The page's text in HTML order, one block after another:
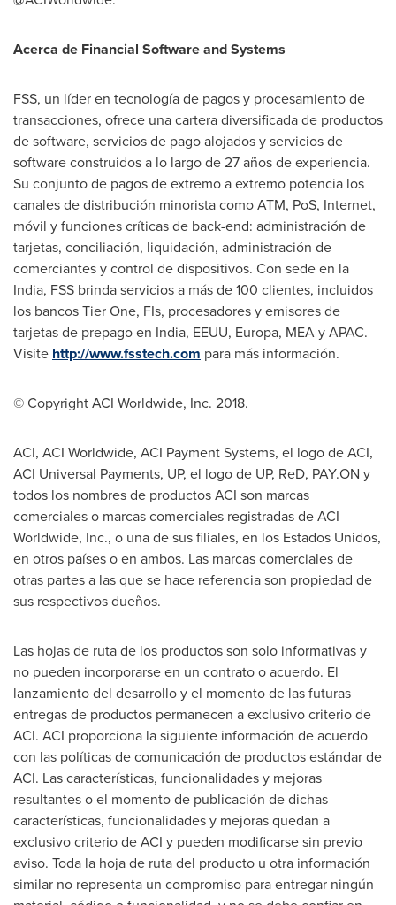
Acerca de Financial Software and Systems
FSS, un líder en tecnología de pagos y procesamiento de
transacciones, ofrece una cartera diversificada de productos
de software, servicios de pago alojados y servicios de
software construidos a lo largo de 27 años de experiencia.
Su conjunto de pagos de extremo a extremo potencia los
canales de distribución minorista como ATM, PoS, Internet,
móvil y funciones críticas de back-end: administración de
tarjetas, conciliación, liquidación, administración de
comerciantes y control de dispositivos. Con sede en la
India, FSS brinda servicios a más de 100 clientes, incluidos
los bancos Tier One, FIs, procesadores y emisores de
tarjetas de prepago en India, EEUU, Europa, MEA y APAC.
Visite http://www.fsstech.com para más información.
© Copyright ACI Worldwide, Inc. 2018.
ACI, ACI Worldwide, ACI Payment Systems, el logo de ACI,
ACI Universal Payments, UP, el logo de UP, ReD, PAY.ON y
todos los nombres de productos ACI son marcas
comerciales o marcas comerciales registradas de ACI
Worldwide, Inc., o una de sus filiales, en los Estados Unidos,
en otros países o en ambos. Las marcas comerciales de
otras partes a las que se hace referencia son propiedad de
sus respectivos dueños.
Las hojas de ruta de los productos son solo informativas y
no pueden incorporarse en un contrato o acuerdo. El
lanzamiento del desarrollo y el momento de las futuras
entregas de productos permanecen a exclusivo criterio de
ACI. ACI proporciona la siguiente información de acuerdo
con las políticas de comunicación de productos estándar de
ACI. Las características, funcionalidades y mejoras
resultantes o el momento de publicación de dichas
características, funcionalidades y mejoras quedan a
exclusivo criterio de ACI y pueden modificarse sin previo
aviso. Toda la hoja de ruta del producto u otra información
similar no representa un compromiso para entregar ningún